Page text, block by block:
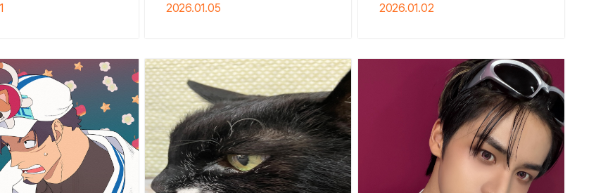
2026.01.05 2026.01.02